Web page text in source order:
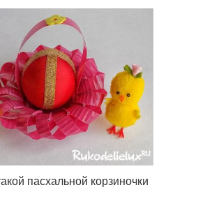
пасхальной корзиночки